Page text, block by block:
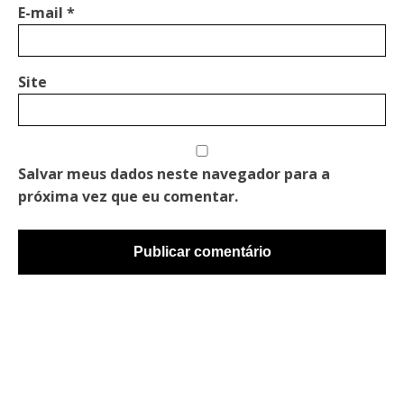
E-mail *
Site
Salvar meus dados neste navegador para a
próxima vez que eu comentar.